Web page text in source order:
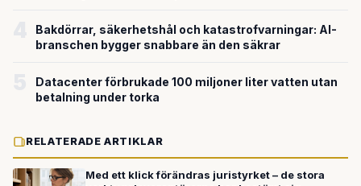
Bakdörrar, säkerhetshål och katastrofvarningar: AI-
branschen bygger snabbare än den säkrar
Datacenter förbrukade 100 miljoner liter vatten utan
betalning under torka
RELATERADE ARTIKLAR
Med ett klick förändras juristyrket – de stora